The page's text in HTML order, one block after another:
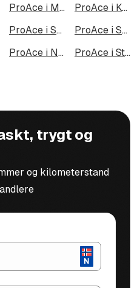
ProAce i Molde
ProAce i Kongsberg
ProAce i Sarpsborg
ProAce i Sandefjord
ProAce i Narvik
ProAce i Steinkjer
trygt og
og kilometerstand